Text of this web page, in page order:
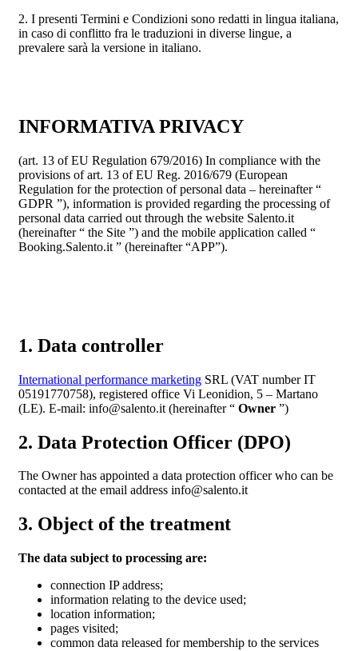
2. I presenti Termini e Condizioni sono redatti in lingua italiana,
in caso di conflitto fra le traduzioni in diverse lingue, a
prevalere sarà la versione in italiano.
INFORMATIVA PRIVACY
(art. 13 of EU Regulation 679/2016) In compliance with the
provisions of art. 13 of EU Reg. 2016/679 (European
Regulation for the protection of personal data – hereinafter “
GDPR ”), information is provided regarding the processing of
personal data carried out through the website Salento.it
(hereinafter “ the Site ”) and the mobile application called “
Booking.Salento.it ” (hereinafter “APP”).
1. Data controller
International performance marketing SRL (VAT number IT
05191770758), registered office Vi Leonidion, 5 – Martano
(LE). E-mail: info@salento.it (hereinafter “ Owner ”)
2. Data Protection Officer (DPO)
The Owner has appointed a data protection officer who can be
contacted at the email address info@salento.it
3. Object of the treatment
The data subject to processing are:
connection IP address;
information relating to the device used;
location information;
pages visited;
common data released for membership to the services